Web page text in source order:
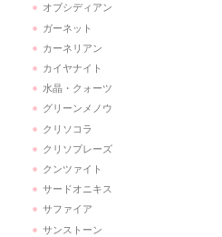
オブシディアン
ガーネット
カーネリアン
カイヤナイト
水晶・クォーツ
グリーンメノウ
クリソコラ
クリソプレーズ
クンツァイト
サードオニキス
サファイア
サンストーン